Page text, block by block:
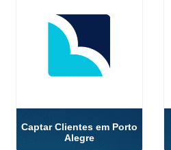
Captar Clientes em Porto
Alegre